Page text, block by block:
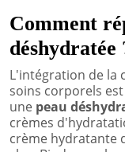
Comment
déshydratée
L'intégration de la
soins corporels
une peau
crèmes
crème hydratante